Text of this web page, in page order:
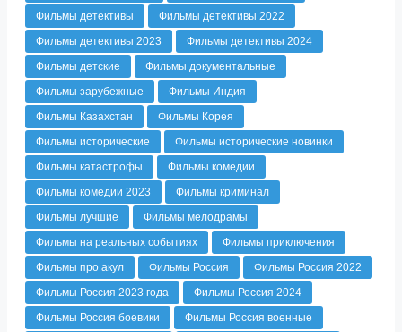
Фильмы детективы
Фильмы детективы 2022
Фильмы детективы 2023
Фильмы детективы 2024
Фильмы детские
Фильмы документальные
Фильмы зарубежные
Фильмы Индия
Фильмы Казахстан
Фильмы Корея
Фильмы исторические
Фильмы исторические новинки
Фильмы катастрофы
Фильмы комедии
Фильмы комедии 2023
Фильмы криминал
Фильмы лучшие
Фильмы мелодрамы
Фильмы на реальных событиях
Фильмы приключения
Фильмы про акул
Фильмы Россия
Фильмы Россия 2022
Фильмы Россия 2023 года
Фильмы Россия 2024
Фильмы Россия боевики
Фильмы Россия военные